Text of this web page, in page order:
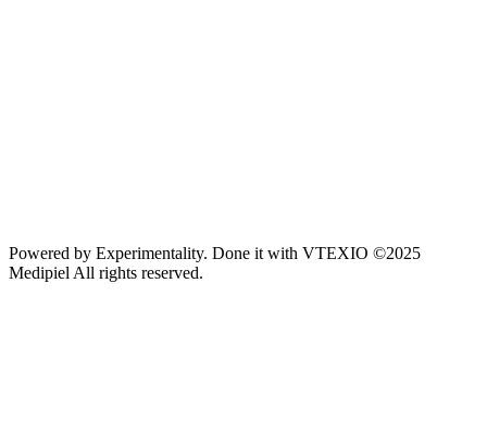
Powered by Experimentality. Done it with VTEXIO ©2025
Medipiel All rights reserved.